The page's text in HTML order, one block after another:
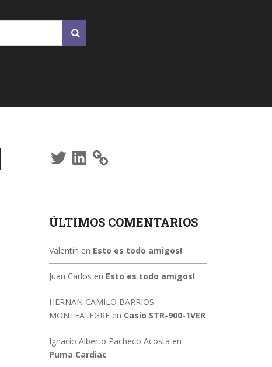
TwitterLinkedIn
ÚLTIMOS COMENTARIOS
Valentín en Esto es todo amigos!
Juan Carlos en Esto es todo amigos!
HERNAN CAMILO BARRIOS
MONTEALEGREen Casio STR-900-1VER
Ignacio Alberto Pacheco Acosta en
Puma Cardiac